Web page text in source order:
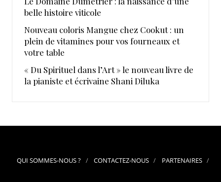
belle histoire viticole
Nouveau coloris Mangue chez Cookut : un
plein de vitamines pour vos fourneaux et
votre table
« Du Spirituel dans l’Art » le nouveau livre de
la pianiste et écrivaine Shani Diluka
QUI SOMMES-NOUS ? CONTACTEZ-NOUS PARTENAIRES